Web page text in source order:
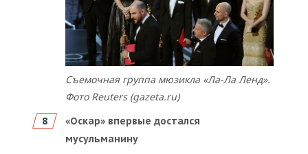
Съемочная группа мюзикла «Ла-Ла Ленд».
Фото Reuters (gazeta.ru)
«Оскар» впервые достался
мусульманину